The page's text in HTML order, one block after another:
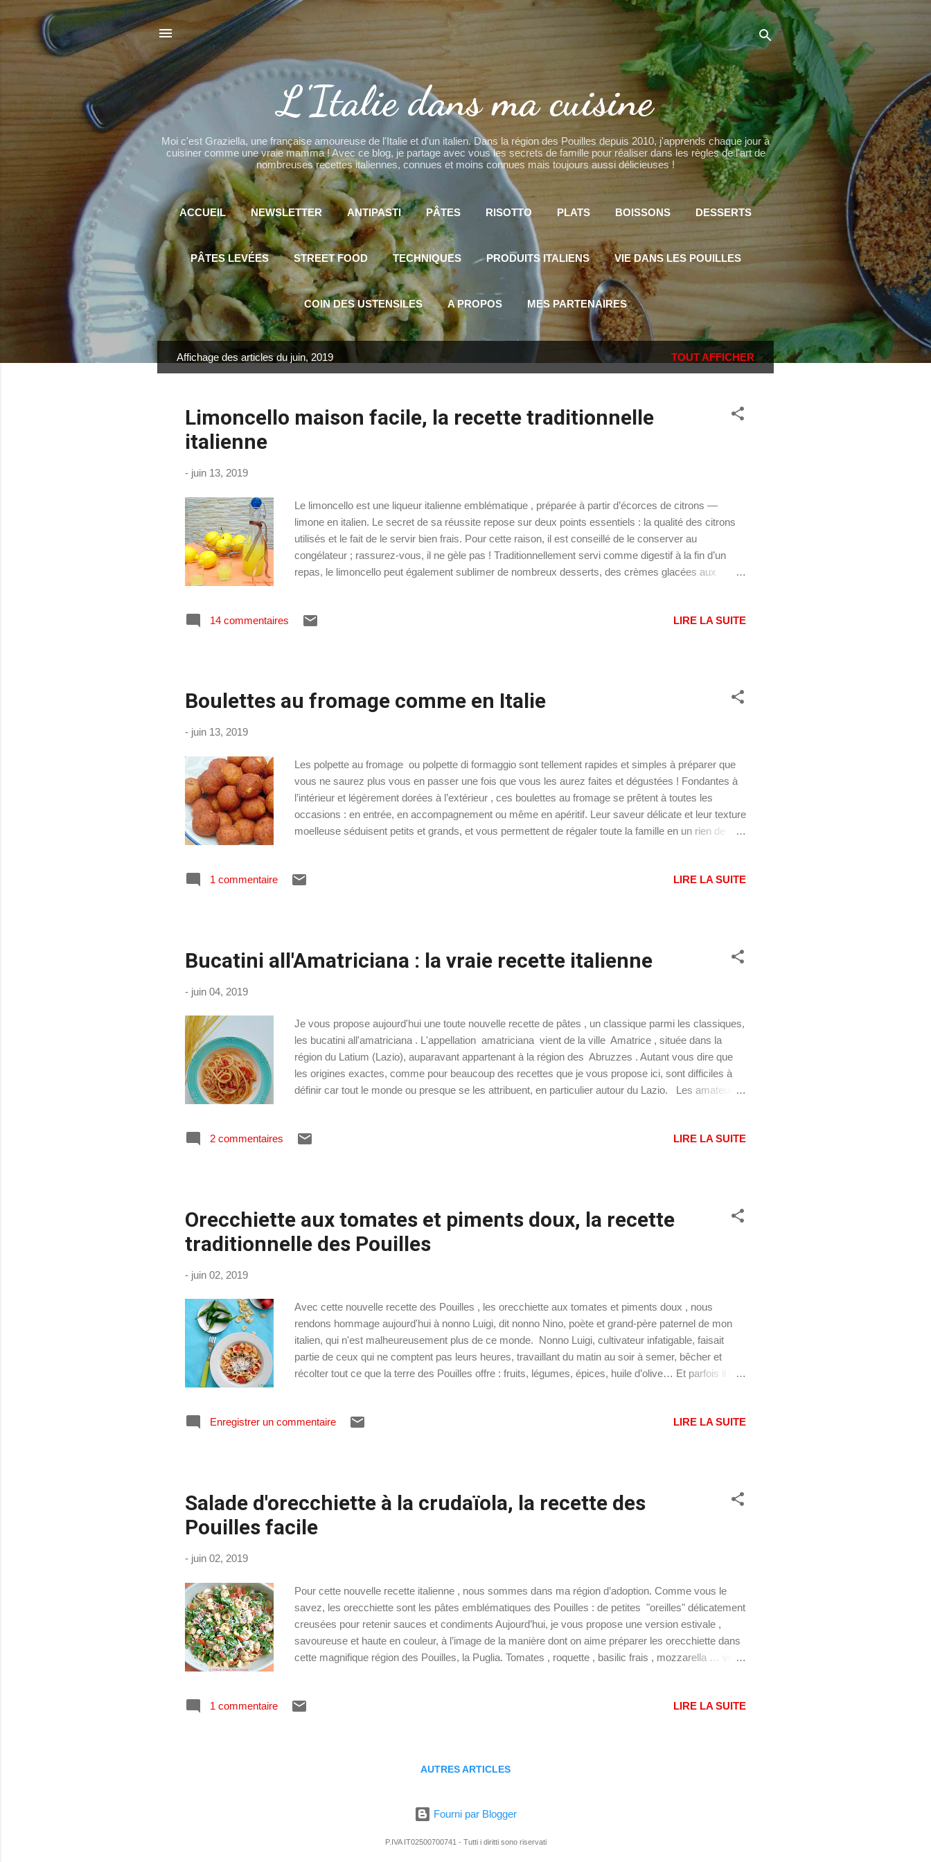
Accéder au contenu principal
L'Italie dans ma cuisine
Moi c'est Graziella, une française amoureuse de l'Italie et d'un italien. Dans la région des Pouilles depuis 2010, j'apprends chaque jour à
cuisiner comme une vraie mamma ! Avec ce blog, je partage avec vous les secrets de famille pour réaliser dans les règles de l'art de
nombreuses recettes italiennes, connues et moins connues mais toujours aussi délicieuses !
ACCUEIL NEWSLETTER ANTIPASTI PÂTES RISOTTO PLATS BOISSONS DESSERTS
PÂTES LEVÉES STREET FOOD TECHNIQUES PRODUITS ITALIENS VIE DANS LES POUILLES
COIN DES USTENSILES A PROPOS MES PARTENAIRES
A
Affichage des articles du juin, 2019 TOUT AFFICHER
Limoncello maison facile, la recette traditionnelle
italienne
- juin 13, 2019
Le limoncello est une liqueur italienne emblématique , préparée à partir d’écorces de citrons —
limone en italien. Le secret de sa réussite repose sur deux points essentiels : la qualité des citrons
utilisés et le fait de le servir bien frais. Pour cette raison, il est conseillé de le conserver au
congélateur ; rassurez-vous, il ne gèle pas ! Traditionnellement servi comme digestif à la fin d’un
repas, le limoncello peut également sublimer de nombreux desserts, des crèmes glacées aux
internationale. Sa fraîcheur citronnée et son parfum intense en font un incontournable de la
14 commentaires LIRE LA SUITE
Boulettes au fromage comme en Italie
- juin 13, 2019
Les polpette au fromage ou polpette di formaggio sont tellement rapides et simples à préparer que
vous ne saurez plus vous en passer une fois que vous les aurez faites et dégustées ! Fondantes à
l’intérieur et légèrement dorées à l’extérieur , ces boulettes au fromage se prêtent à toutes les
occasions : en entrée, en accompagnement ou même en apéritif. Leur saveur délicate et leur texture
moelleuse séduisent petits et grands, et vous permettent de régaler toute la famille en un rien de
difficile de former les polpette, dans ce cas-là il vous faudra ajouter un peu de pain. 💡 Ces recettes
1 commentaire LIRE LA SUITE
Bucatini all'Amatriciana : la vraie recette italienne
- juin 04, 2019
Je vous propose aujourd'hui une toute nouvelle recette de pâtes , un classique parmi les classiques,
les bucatini all'amatriciana . L'appellation amatriciana vient de la ville Amatrice , située dans la
région du Latium (Lazio), auparavant appartenant à la région des Abruzzes . Autant vous dire que
les origines exactes, comme pour beaucoup des recettes que je vous propose ici, sont difficiles à
définir car tout le monde ou presque se les attribuent, en particulier autour du Lazio. Les amateurs
panneau proclame fièrement Città dei spaghetti all’amatriciana (ville des spaghetti all’amatriciana). Il
2 commentaires LIRE LA SUITE
Orecchiette aux tomates et piments doux, la recette
traditionnelle des Pouilles
- juin 02, 2019
Avec cette nouvelle recette des Pouilles , les orecchiette aux tomates et piments doux , nous
rendons hommage aujourd'hui à nonno Luigi, dit nonno Nino, poète et grand-père paternel de mon
italien, qui n'est malheureusement plus de ce monde. Nonno Luigi, cultivateur infatigable, faisait
partie de ceux qui ne comptent pas leurs heures, travaillant du matin au soir à semer, bêcher et
récolter tout ce que la terre des Pouilles offre : fruits, légumes, épices, huile d’olive… Et parfois il se
simple, rapide, sans chichis, le temps manquant pour la réalisation de plats plus élaborés. Vers la fin
Enregistrer un commentaire LIRE LA SUITE
Salade d'orecchiette à la crudaïola, la recette des
Pouilles facile
- juin 02, 2019
Pour cette nouvelle recette italienne , nous sommes dans ma région d’adoption. Comme vous le
savez, les orecchiette sont les pâtes emblématiques des Pouilles : de petites "oreilles" délicatement
creusées pour retenir sauces et condiments Aujourd’hui, je vous propose une version estivale ,
savoureuse et haute en couleur, à l’image de la manière dont on aime préparer les orecchiette dans
cette magnifique région des Pouilles, la Puglia. Tomates , roquette , basilic frais , mozzarella … voici
âtes au pesto, mozzarella et tomates Salade de p ain biscotté aux tomates Salade de farro aux
1 commentaire LIRE LA SUITE
AUTRES ARTICLES
Fourni par Blogger
P.IVA IT02500700741 - Tutti i diritti sono riservati